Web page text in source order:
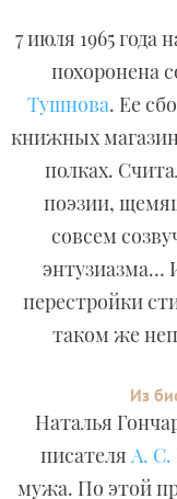
7 июля 1965 года
похоронена
Тушнова. Ее
книжных
полках.
поэзии,
совсем
энтузиазма…
перестройки
таком же
Из
Наталья
писателя А.
мужа. По этой